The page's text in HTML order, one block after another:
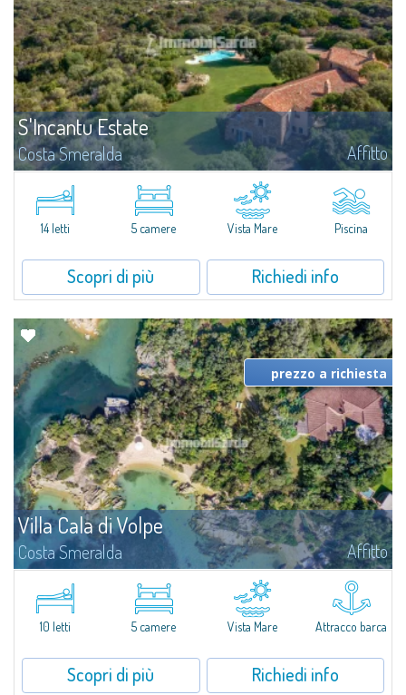
S'Incantu Estate
Costa Smeralda Affitto
S'Incantu Estate gode di una posizione privilegiata alle porte della Costa
Smeralda, ideale per chi desidera la comodità di una location strategia
senza rinunciare ad avere i migliori servizi sempre a portata di mano...
14 letti 5 camere Vista Mare Piscina
Scopri di più Richiedi info
Villa Cala di Volpe
Costa Smeralda Affitto
Vi diamo il benvenuto a Villa Cala di Volpe, straordinaria proprietà fronte
mare e vera e propria penisola privata di circa 6.000 metri quadrati lungo
le coste cristalline della prestigiosa Baia Cala di Volpe, a due...
prezzo a richiesta
10 letti 5 camere Vista Mare Attracco barca
Scopri di più Richiedi info